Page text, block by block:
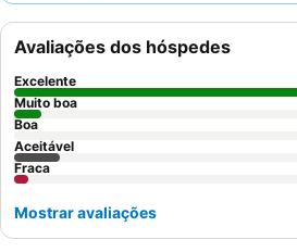
com provas de vinho.
Avaliações dos hóspedes
Excelente
Muito boa
Boa
Aceitável
Fraca
Mostrar avaliações